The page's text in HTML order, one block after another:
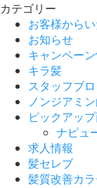
カテゴリー
お客様から
お知らせ
キャンペー
キラ髪
スタッフブ
ノンジアミ
ピックアッ
ナピュ
求人情報
髪セレブ
髪質改善カ